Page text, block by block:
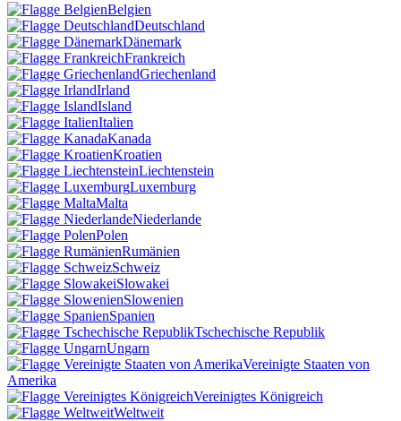
Belgien
Deutschland
Dänemark
Frankreich
Griechenland
Irland
Island
Italien
Kanada
Kroatien
Liechtenstein
Luxemburg
Malta
Niederlande
Polen
Rumänien
Schweiz
Slowakei
Slowenien
Spanien
Tschechische Republik
Ungarn
Vereinigte Staaten von
Amerika
Vereinigtes Königreich
Weltweit